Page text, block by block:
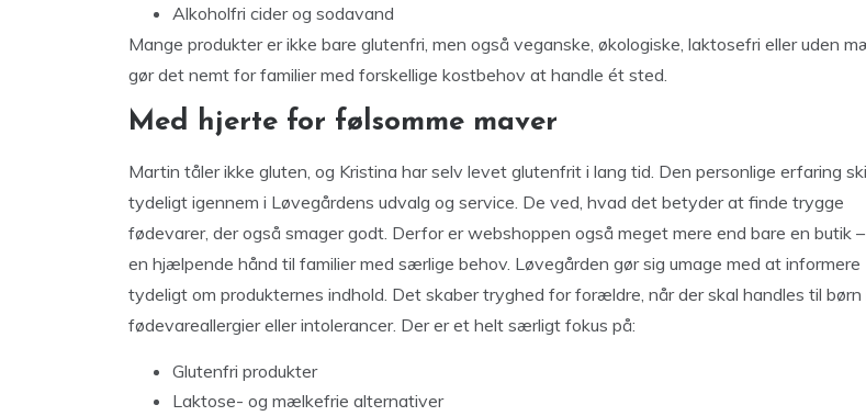
Alkoholfri cider og sodavand
Mange produkter er ikke bare glutenfri, men også veganske, økologiske, laktosefri eller uden
gør det nemt for familier med forskellige kostbehov at handle ét sted.
Med hjerte for følsomme maver
Martin tåler ikke gluten, og Kristina har selv levet glutenfrit i lang tid. Den personlige erfaring
tydeligt igennem i Løvegårdens udvalg og service. De ved, hvad det betyder at finde trygge
fødevarer, der også smager godt. Derfor er webshoppen også meget mere end bare en butik
en hjælpende hånd til familier med særlige behov. Løvegården gør sig umage med at informere
tydeligt om produkternes indhold. Det skaber tryghed for forældre, når der skal handles til børn
fødevareallergier eller intolerancer. Der er et helt særligt fokus på:
Glutenfri produkter
Laktose- og mælkefrie alternativer